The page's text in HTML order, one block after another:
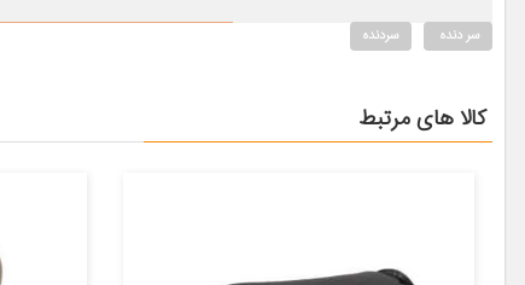
سر دنده سردنده
کالا های مرتبط